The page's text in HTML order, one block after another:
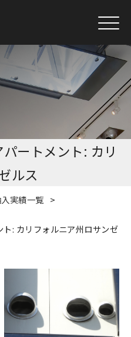
ートメント: カリ
ルス
実績一覧
: カリフォルニア州ロサンゼ